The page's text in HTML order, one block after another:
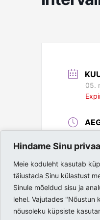
Hindame Sinu
Meie koduleht kasutab
täiustada Sinu külastust
Sinule mõeldud sisu ja
lehel. Vajutades "Nõustun
nõusoleku küpsiste
05.